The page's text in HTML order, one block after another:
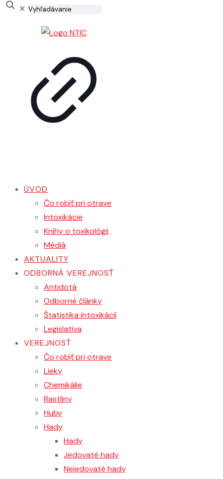
✕ Vyhľadávanie
ÚVOD
Čo robiť pri otrave
Intoxikácie
Knihy o toxikológii
Médiá
AKTUALITY
ODBORNÁ VEREJNOSŤ
Antidotá
Odborné články
Štatistika intoxikácií
Legislatíva
VEREJNOSŤ
Čo robiť pri otrave
Lieky
Chemikálie
Rastliny
Huby
Hady
Hady
Jedovaté hady
Nejedovaté hady